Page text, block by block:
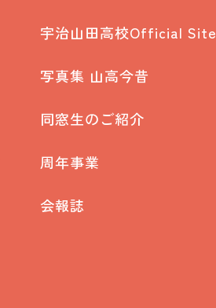
宇治山田高校Official Site
写真集 山高今昔
同窓生のご紹介
周年事業
会報誌